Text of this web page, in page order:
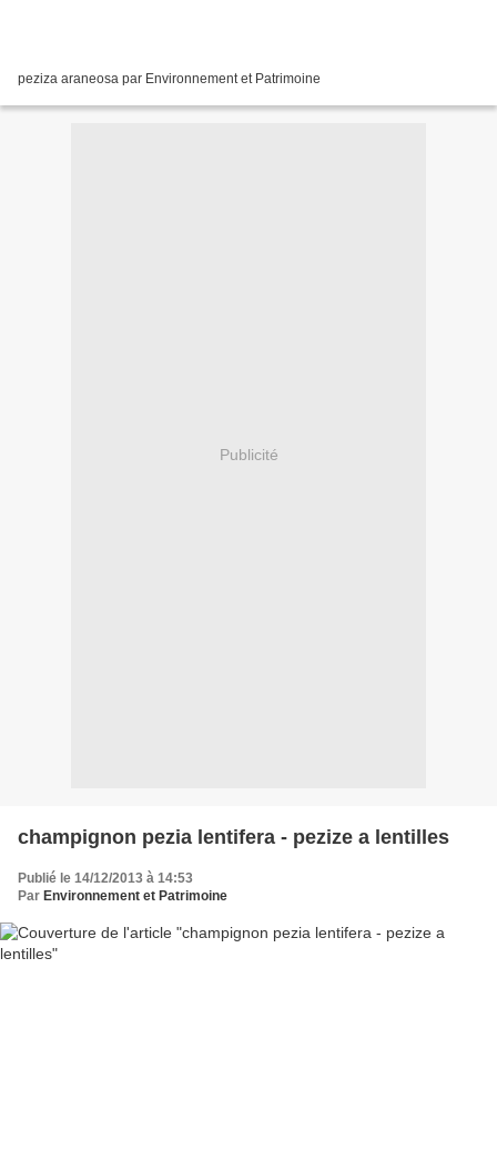
peziza araneosa par Environnement et Patrimoine
Publicité
champignon pezia lentifera - pezize a lentilles
Publié le 14/12/2013 à 14:53
Par Environnement et Patrimoine